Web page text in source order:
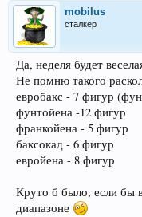
mobilus
сталкер
Да, неделя будет
Не помню такого
евробакс - 7 фигур
фунтойена -12 фигур
франкойена - 5 фигур
баксокад - 6 фигур
евройена - 8 фигур
Круто б было, если бы
диапазоне